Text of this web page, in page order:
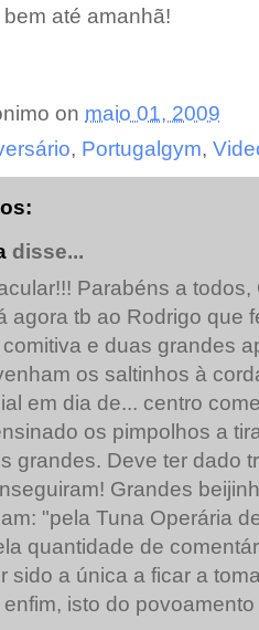
até amanhã!
on maio 01, 2009
, Portugalgym,
disse...
Parabéns a
agora tb ao Rodrigo que
e duas grandes
os saltinhos à
em dia de... centro
os pimpolhos a
grandes. Deve ter dado
Grandes
"pela Tuna Operária
quantidade de
sido a única a ficar a
enfim, isto do